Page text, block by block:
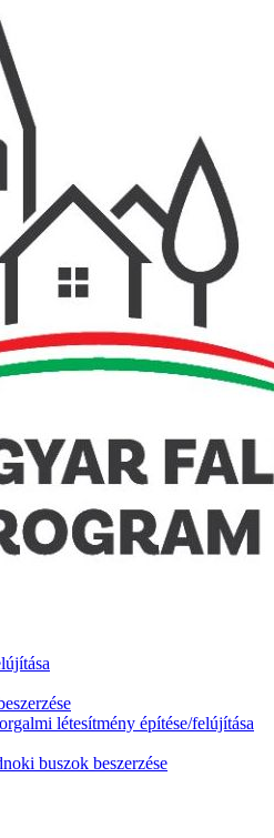
létesítmény építése/felújítása
buszok beszerzése